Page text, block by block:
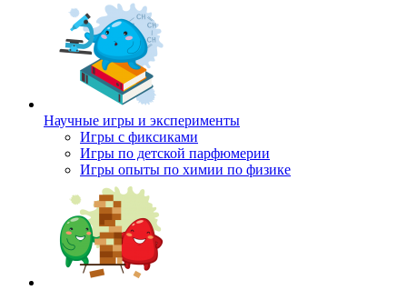
Научные игры и эксперименты
Игры с фиксиками
Игры по детской парфюмерии
Игры опыты по химии по физике